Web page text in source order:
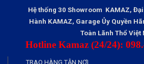
Hệ thống 30 Showroom KAMAZ,
Hành KAMAZ, Garage Ủy Quyền
Toàn Lãnh Thổ Việt
Hotline Kamaz (24/24):
TRAO HÀNG TẬN NƠI